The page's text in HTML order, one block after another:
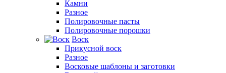
Камни
Разное
Полировочные пасты
Полировочные порошки
Воск
Прикусной воск
Разное
Восковые шаблоны и заготовки